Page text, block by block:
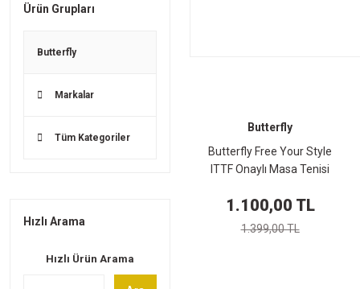
Ürün Grupları
Butterfly
Markalar
Tüm Kategoriler
Hızlı Arama
Hızlı Ürün Arama
Butterfly
Butterfly Free Your Style
ITTF Onaylı Masa Tenisi
1.100,00 TL
1.399,00 TL